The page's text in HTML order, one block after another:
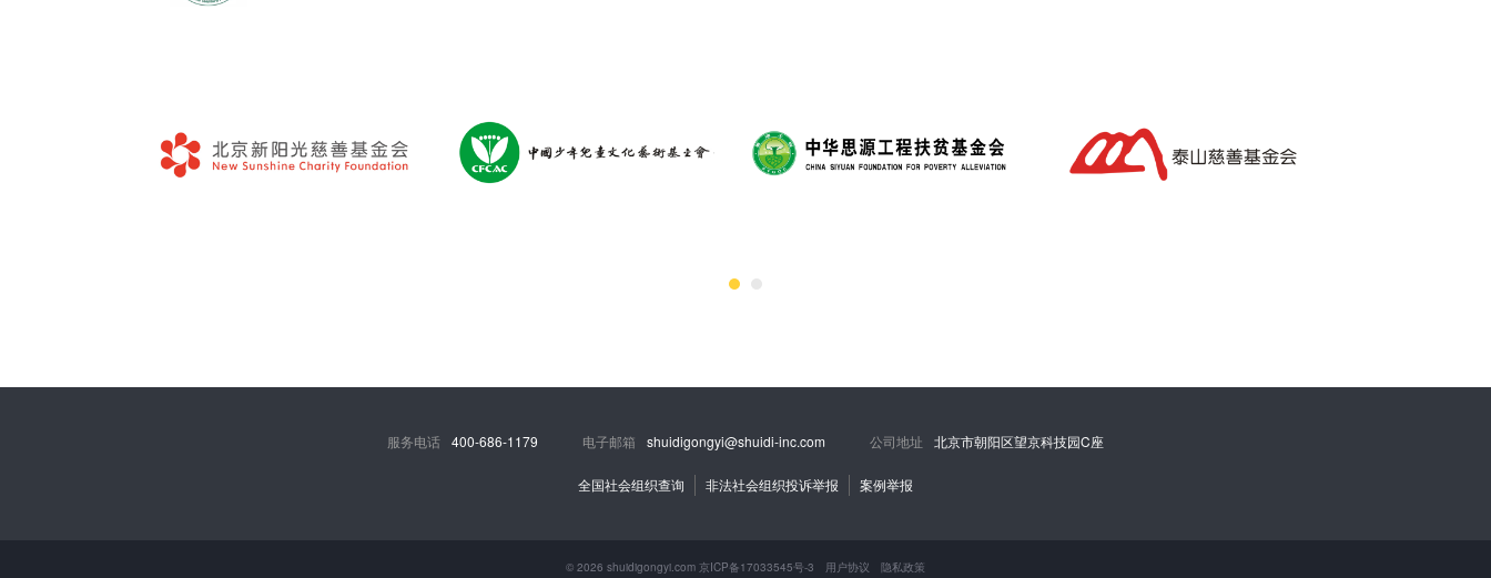
服务电话 400-686-1179 电子邮箱 shuidigongyi@shuidi-inc.com 公司地址 北京市朝阳区望京科技园C座
全国社会组织查询 非法社会组织投诉举报 案例举报
© 2026 shuidigongyi.com 京ICP备17033545号-3 用户协议 隐私政策